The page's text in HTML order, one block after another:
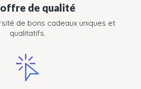
offre de qualité
de bons cadeaux uniques et
qualitatifs.